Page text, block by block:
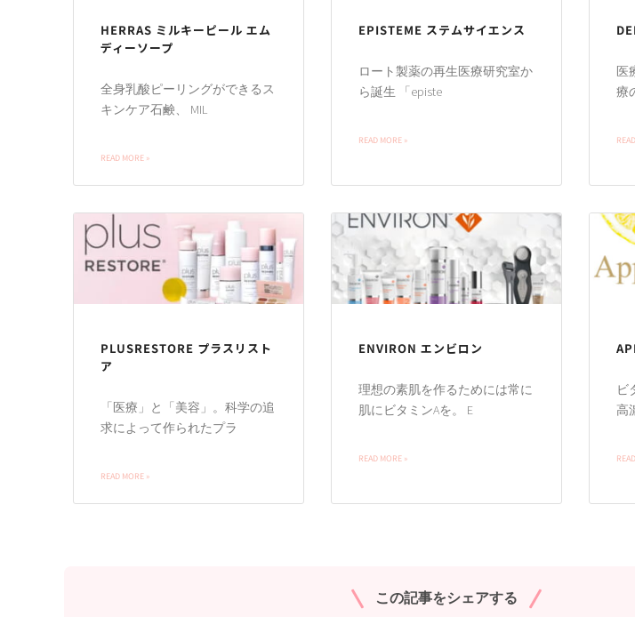
HERRAS ミルキーピール エム
ディーソープ
全身乳酸ピーリングができるス
キンケア石鹸、 MIL
READ MORE »
EPISTEME ステムサイエンス
ロート製薬の再生医療研究室か
ら誕生 「episte
READ MORE »
医
療
PLUSRESTORE プラスリスト
ア
「医療」と「美容」。科学の追
求によって作られたプラ
READ MORE »
ENVIRON エンビロン
理想の素肌を作るためには常に
肌にビタミンAを。 E
READ MORE »
ビ
高
この記事をシェアする